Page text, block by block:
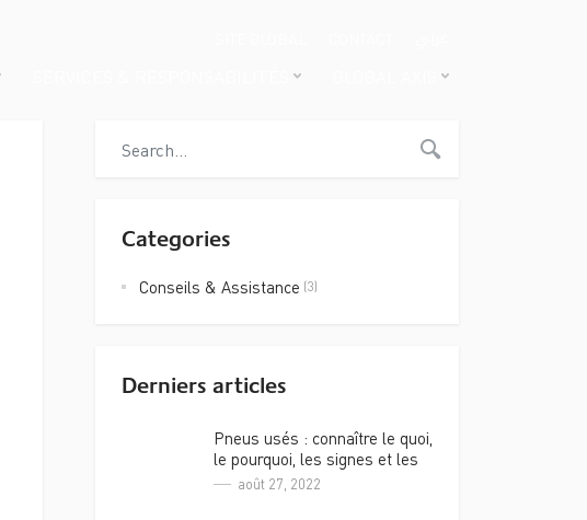
Categories
Conseils & Assistance (3)
Derniers articles
Pneus usés : connaître le quoi,
le pourquoi, les signes et les
risquesaoût 27, 2022